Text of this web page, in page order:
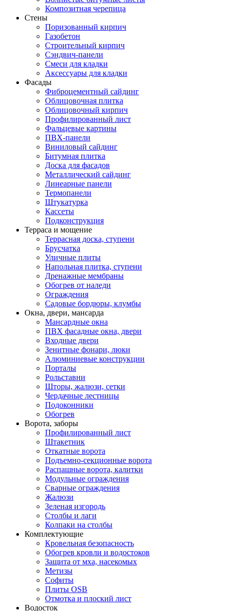
Композитная черепица
Стены
Поризованный кирпич
Газобетон
Строительный кирпич
Сэндвич-панели
Смеси для кладки
Аксессуары для кладки
Фасады
Фиброцементный сайдинг
Облицовочная плитка
Облицовочный кирпич
Профилированный лист
Фальцевые картины
ПВХ-панели
Виниловый сайдинг
Битумная плитка
Доска для фасадов
Металлический сайдинг
Линеарные панели
Термопанели
Штукатурка
Кассеты
Подконструкция
Терраса и мощение
Террасная доска, ступени
Брусчатка
Уличные плиты
Напольная плитка, ступени
Дренажные мембраны
Обогрев от наледи
Ограждения
Садовые бордюры, клумбы
Окна, двери, мансарда
Мансардные окна
ПВХ фасадные окна, двери
Входные двери
Зенитные фонари, люки
Алюминиевые конструкции
Порталы
Рольставни
Шторы, жалюзи, сетки
Чердачные лестницы
Подоконники
Обогрев
Ворота, заборы
Профилированный лист
Штакетник
Откатные ворота
Подъемно-секционные ворота
Распашные ворота, калитки
Модульные ограждения
Сварные ограждения
Жалюзи
Зеленая изгородь
Столбы и лаги
Колпаки на столбы
Комплектующие
Кровельная безопасность
Обогрев кровли и водостоков
Защита от мха, насекомых
Метизы
Софиты
Плиты OSB
Отмотка и плоский лист
Водосток